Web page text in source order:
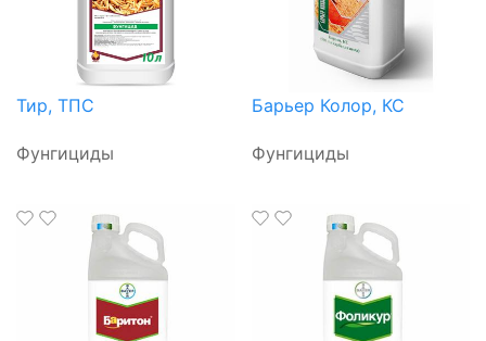
Тир, ТПС
Фунгициды
Барьер Колор, КС
Фунгициды